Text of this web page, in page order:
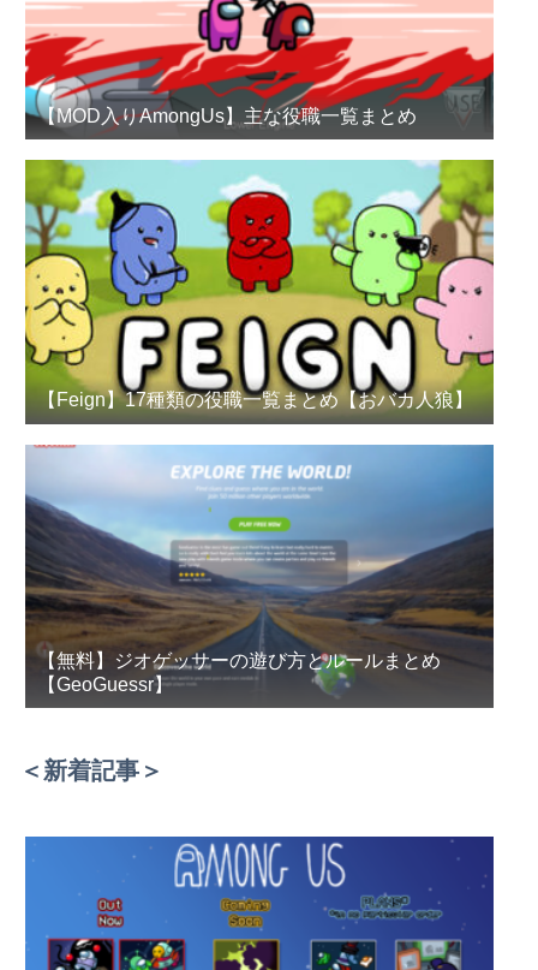
【MOD入りAmongUs】主な役職一覧まとめ
【Feign】17種類の役職一覧まとめ【おバカ人狼】
【無料】ジオゲッサーの遊び方とルールまとめ
【GeoGuessr】
＜新着記事＞